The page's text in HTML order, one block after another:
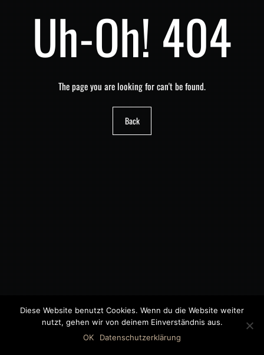
Uh-Oh! 404
The page you are looking for can't be found.
Back
©2018 MWB – MOTORWAGEN BERNAU GMBH
Diese Website benutzt Cookies. Wenn du die Website weiter
nutzt, gehen wir von deinem Einverständnis aus.
OK
Datenschutzerklärung